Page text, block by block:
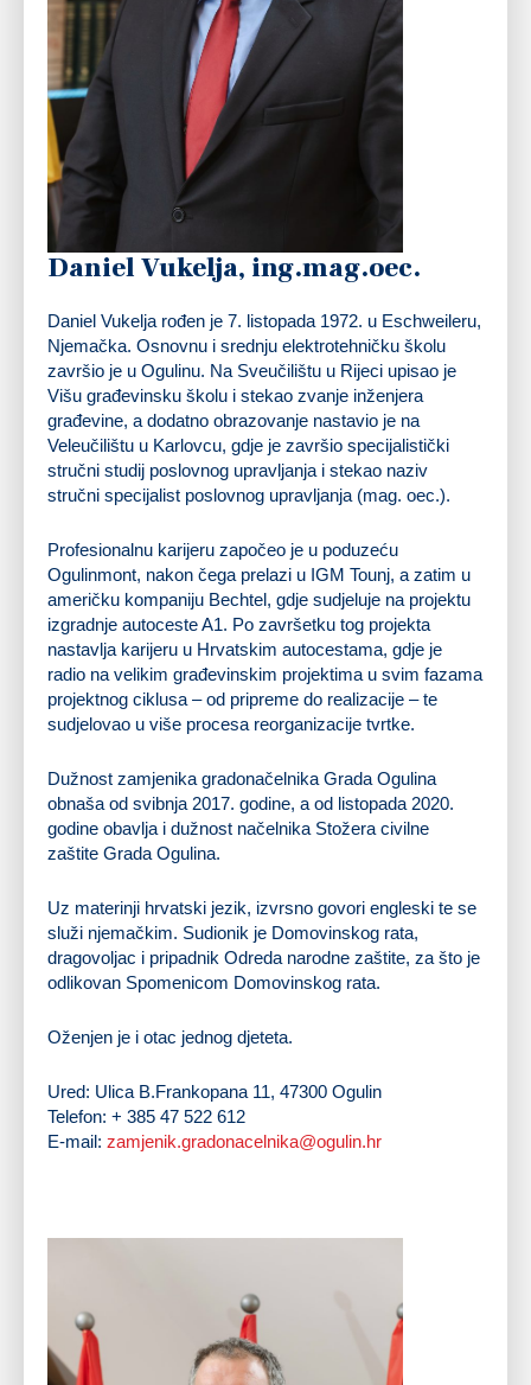
Daniel Vukelja, ing.mag.oec.
Daniel Vukelja rođen je 7. listopada 1972. u Eschweileru,
Njemačka. Osnovnu i srednju elektrotehničku školu
završio je u Ogulinu. Na Sveučilištu u Rijeci upisao je
Višu građevinsku školu i stekao zvanje inženjera
građevine, a dodatno obrazovanje nastavio je na
Veleučilištu u Karlovcu, gdje je završio specijalistički
stručni studij poslovnog upravljanja i stekao naziv
stručni specijalist poslovnog upravljanja (mag. oec.).
Profesionalnu karijeru započeo je u poduzeću
Ogulinmont, nakon čega prelazi u IGM Tounj, a zatim u
američku kompaniju Bechtel, gdje sudjeluje na projektu
izgradnje autoceste A1. Po završetku tog projekta
nastavlja karijeru u Hrvatskim autocestama, gdje je
radio na velikim građevinskim projektima u svim fazama
projektnog ciklusa – od pripreme do realizacije – te
sudjelovao u više procesa reorganizacije tvrtke.
Dužnost zamjenika gradonačelnika Grada Ogulina
obnaša od svibnja 2017. godine, a od listopada 2020.
godine obavlja i dužnost načelnika Stožera civilne
zaštite Grada Ogulina.
Uz materinji hrvatski jezik, izvrsno govori engleski te se
služi njemačkim. Sudionik je Domovinskog rata,
dragovoljac i pripadnik Odreda narodne zaštite, za što je
odlikovan Spomenicom Domovinskog rata.
Oženjen je i otac jednog djeteta.
Ured: Ulica B.Frankopana 11, 47300 Ogulin
Telefon: + 385 47 522 612
E-mail: zamjenik.gradonacelnika@ogulin.hr